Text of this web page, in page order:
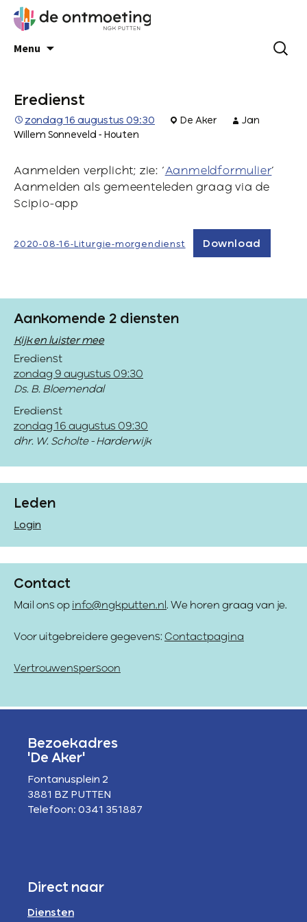
Menu
Eredienst
zondag 16 augustus 09:30 De Aker
Jan
Willem Sonneveld - Houten
Aanmelden verplicht; zie: ‘Aanmeldformulier’
Aanmelden als gemeenteleden graag via de
Scipio-app
2020-08-16-Liturgie-morgendienst Download
Aankomende 2 diensten
Kijk en luister mee
Eredienst
zondag 9 augustus 09:30
Ds. B. Bloemendal
Eredienst
zondag 16 augustus 09:30
dhr. W. Scholte - Harderwijk
Leden
Login
Contact
Mail ons op info@ngkputten.nl . We horen graag van je.
Voor uitgebreidere gegevens: Contactpagina
Vertrouwenspersoon
Bezoekadres
'De Aker'
Fontanusplein 2
3881 BZ PUTTEN
Telefoon: 0341 351887
Direct naar
Diensten